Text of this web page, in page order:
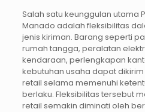
Salah satu keunggulan utama
Manado adalah fleksibilitas
jenis kiriman. Barang seperti
rumah tangga, peralatan
kendaraan, perlengkapan
kebutuhan usaha dapat
retail selama memenuhi
berlaku. Fleksibilitas tersebut
retail semakin diminati oleh